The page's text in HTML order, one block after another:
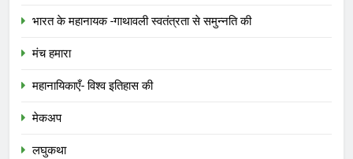
भारत के महानायक -गाथावली स्वतंत्रता से समुन्नति की
मंच हमारा
महानायिकाएँ- विश्व इतिहास की
मेकअप
लघुकथा